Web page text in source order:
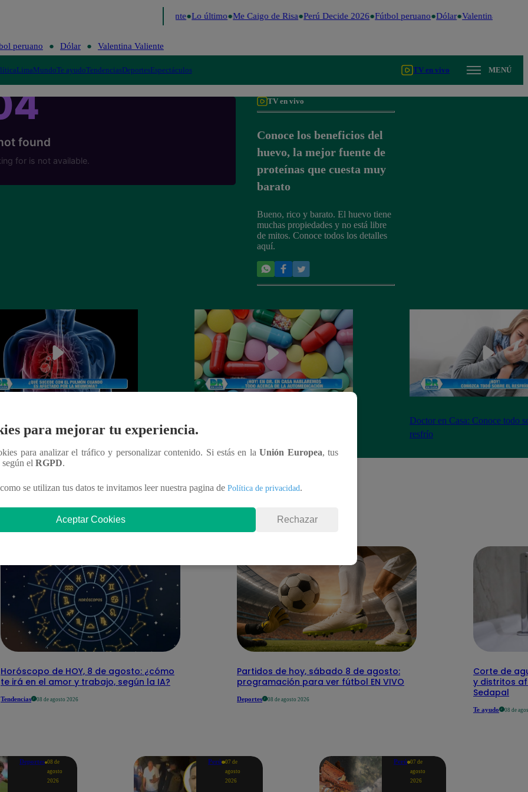
Valentina Valiente Lo último Me Caigo de Risa Perú Decide 2026 Fútbol peruano Dólar Valentina Valiente
peruano Dólar Valentina Valiente
LimaMundoTe ayudoTendenciasDeportesEspectáculos TV en vivo MENÚ
TV en vivo
Conoce los beneficios del
huevo, la mejor fuente de
proteínas que cuesta muy
barato
Bueno, rico y barato. El huevo tiene
muchas propiedades y no está libre
de mitos. Conoce todos los detalles
aquí.
la automedicación
Doctor en Casa: Conoce todo
resfrío
Horóscopo de HOY, 8 de agosto: ¿cómo
te irá en el amor y trabajo, según la IA?
Tendencias 08 de agosto 2026
Partidos de hoy, sábado 8 de agosto:
programación para ver fútbol EN VIVO
Deportes 08 de agosto 2026
Corte de
y distritos
Sedapal
Te ayudo 08 de
Deportes 08 de
agosto
2026
Perú 07 de
agosto
2026
Perú 07 de
agosto
2026
para mejorar tu experiencia.
para analizar el tráfico y personalizar contenido. Si estás en laUnión Europea, tus
según el RGPD.
se utilizan tus datos te invitamos leer nuestra pagina de Política de privacidad.
Aceptar Cookies Rechazar